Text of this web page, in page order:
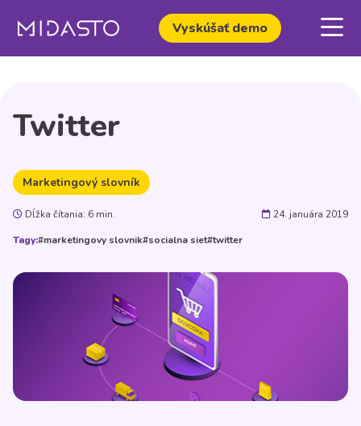
Vyskúšať demo
Twitter
Marketingový slovník
Dĺžka čítania: 6 min.
24. januára 2019
Tagy:#marketingovy slovnik#socialna siet#twitter